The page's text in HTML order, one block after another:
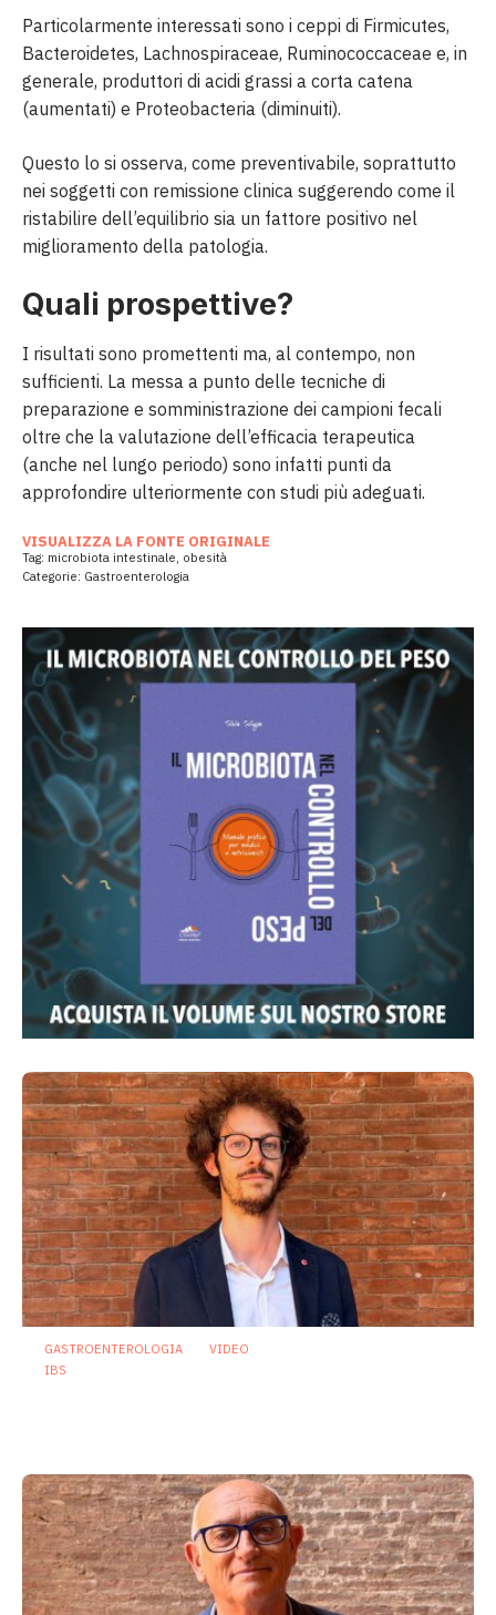
Particolarmente interessati sono i ceppi di Firmicutes,
Bacteroidetes, Lachnospiraceae, Ruminococcaceae e, in
generale, produttori di acidi grassi a corta catena
(aumentati) e Proteobacteria (diminuiti).
Questo lo si osserva, come preventivabile, soprattutto
nei soggetti con remissione clinica suggerendo come il
ristabilire dell’equilibrio sia un fattore positivo nel
miglioramento della patologia.
Quali prospettive?
I risultati sono promettenti ma, al contempo, non
sufficienti. La messa a punto delle tecniche di
preparazione e somministrazione dei campioni fecali
oltre che la valutazione dell’efficacia terapeutica
(anche nel lungo periodo) sono infatti punti da
approfondire ulteriormente con studi più adeguati.
VISUALIZZA LA FONTE ORIGINALE
Tag: microbiota intestinale, obesità
Categorie: Gastroenterologia
GASTROENTEROLOGIA
VIDEO
IBS